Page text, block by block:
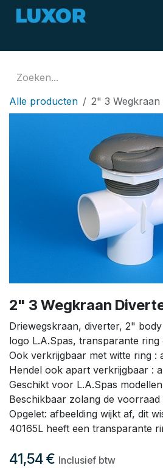
Overslaan naar inhoud
Alle producten 2" 3
2" 3 Wegkraan
Driewegskraan, diverter, 2"
logo L.A.Spas, transparante ring
Ook verkrijgbaar met witte ring :
Hendel ook apart verkrijgbaar :
Geschikt voor L.A.Spas modellen
Beschikbaar zolang de
Opgelet: afbeelding wijkt af, dit
40165L heeft een transparante
41,54€ Inclusief btw